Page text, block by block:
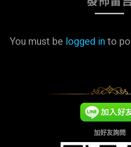
You must be logged in to
加好友詢問